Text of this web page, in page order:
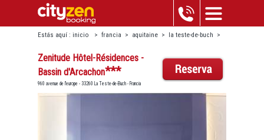
Estás aquí : inicio > francia > aquitaine > la teste-de-buch >
zenitude hôtel-résidences - bassin d'arcachon
Zenitude Hôtel-Résidences -
Bassin d'Arcachon***
960 avenue de l'europe - 33260 La Teste-de-Buch - Francia